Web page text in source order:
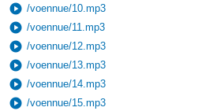
play_circle /voennue/10.mp3
play_circle /voennue/11.mp3
play_circle /voennue/12.mp3
play_circle /voennue/13.mp3
play_circle /voennue/14.mp3
play_circle /voennue/15.mp3